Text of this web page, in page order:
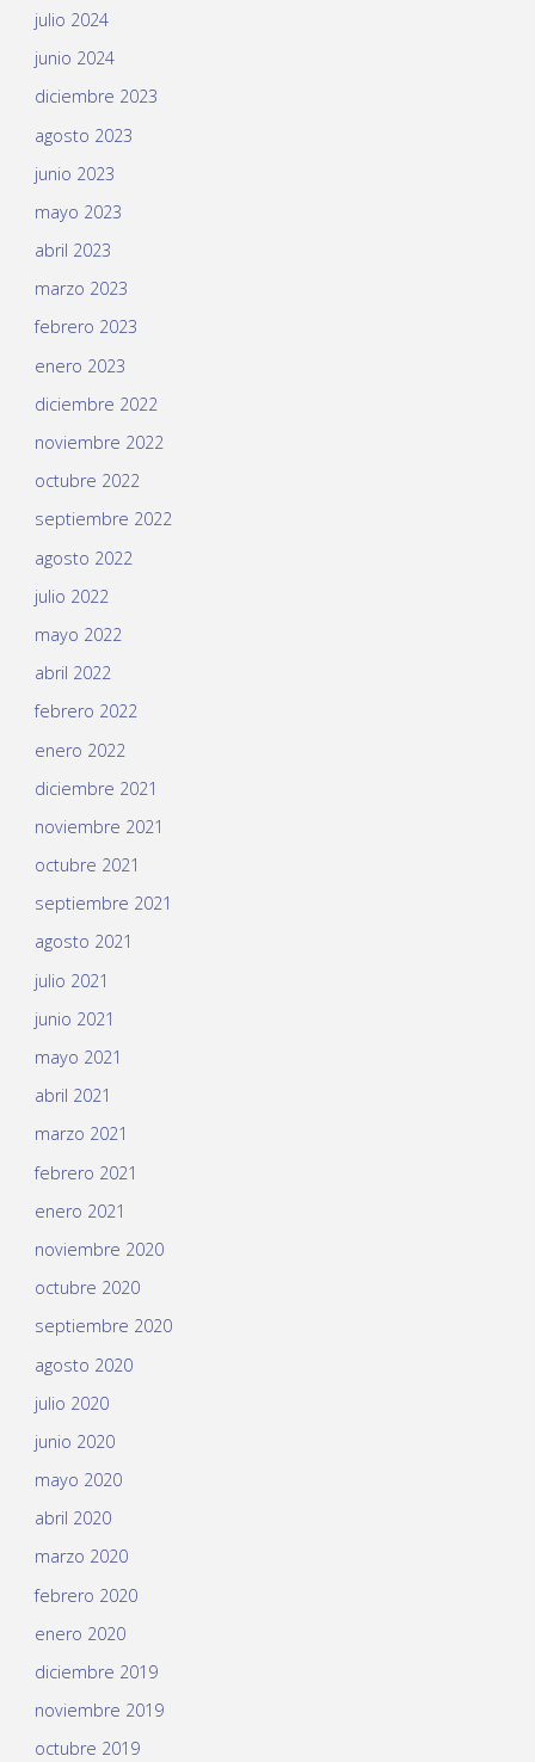
julio 2024
junio 2024
diciembre 2023
agosto 2023
junio 2023
mayo 2023
abril 2023
marzo 2023
febrero 2023
enero 2023
diciembre 2022
noviembre 2022
octubre 2022
septiembre 2022
agosto 2022
julio 2022
mayo 2022
abril 2022
febrero 2022
enero 2022
diciembre 2021
noviembre 2021
octubre 2021
septiembre 2021
agosto 2021
julio 2021
junio 2021
mayo 2021
abril 2021
marzo 2021
febrero 2021
enero 2021
noviembre 2020
octubre 2020
septiembre 2020
agosto 2020
julio 2020
junio 2020
mayo 2020
abril 2020
marzo 2020
febrero 2020
enero 2020
diciembre 2019
noviembre 2019
octubre 2019